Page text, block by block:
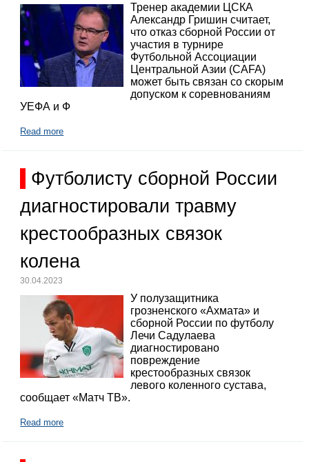
Тренер академии ЦСКА
Александр Гришин считает,
что отказ сборной России от
участия в турнире
Футбольной Ассоциации
Центральной Азии (CAFA)
может быть связан со скорым
допуском к соревнованиям
УЕФА и Ф
Read more
Футболисту сборной России
диагностировали травму
крестообразных связок
колена
30.04.2023
У полузащитника
грозненского «Ахмата» и
сборной России по футболу
Лечи Садулаева
диагностировано
повреждение
крестообразных связок
левого коленного сустава,
сообщает «Матч ТВ».
Read more